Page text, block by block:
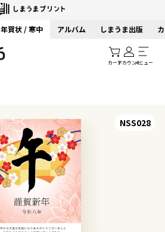
年賀状 / 寒中 アルバム しまうま出版
カートアカウントメニュー
NSS028